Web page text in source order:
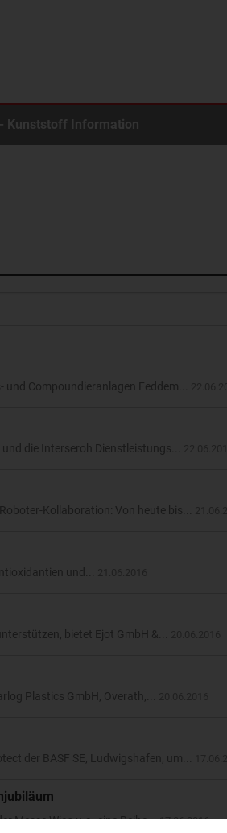
Kunststoff Information
Compoundieranlagen Feddem...
die Interseroh Dienstleistungs...
Kollaboration: Von heute bis...
und...
bietet Ejot GmbH &...
Plastics GmbH, Overath,...
der BASF SE, Ludwigshafen, um...
Messe Wien u.a. eine Reihe...17.06.2016